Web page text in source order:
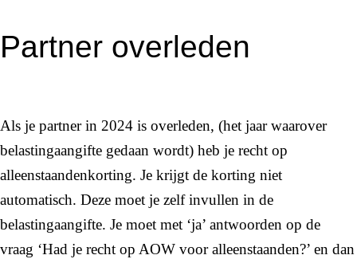
Partner overleden
Als je partner in 2024 is overleden, (het jaar waarover
belastingaangifte gedaan wordt) heb je recht op
alleenstaandenkorting. Je krijgt de korting niet
automatisch. Deze moet je zelf invullen in de
belastingaangifte. Je moet met ‘ja’ antwoorden op de
vraag ‘Had je recht op AOW voor alleenstaanden?’ en dan